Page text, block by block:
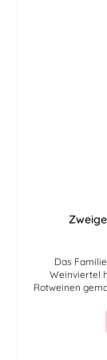
kühlen,
man gerne wieder bestellt. Hier
Das
Weinviertel
Rotweinen
zu